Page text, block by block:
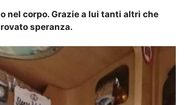
nel corpo. Grazie a lui tanti altri che
speranza.